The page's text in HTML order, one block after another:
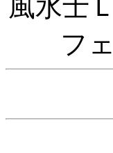
風水士
フ